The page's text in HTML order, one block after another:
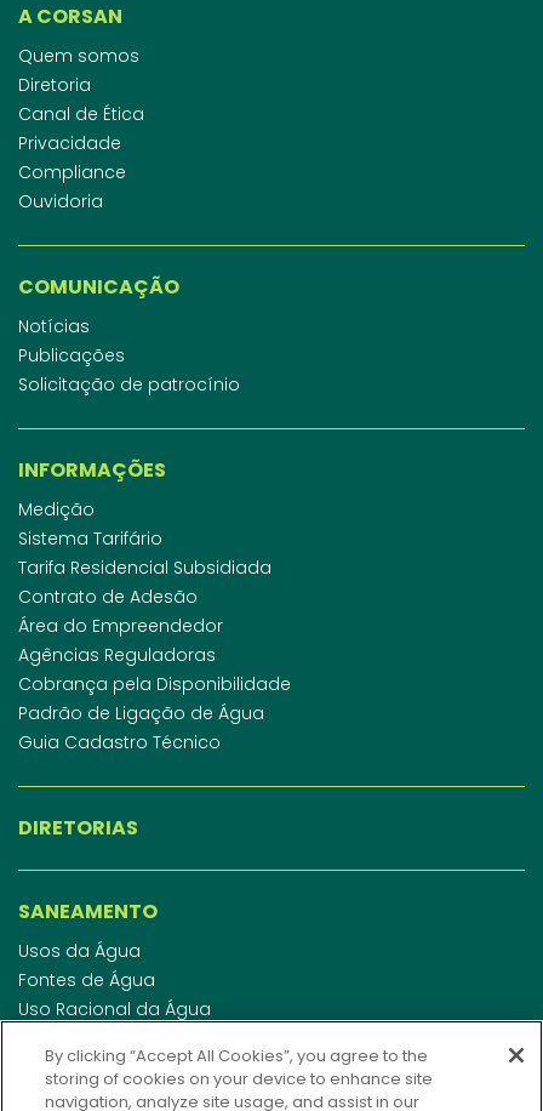
A CORSAN
Quem somos
Diretoria
Canal de Ética
Privacidade
Compliance
Ouvidoria
COMUNICAÇÃO
Notícias
Publicações
Solicitação de patrocínio
INFORMAÇÕES
Medição
Sistema Tarifário
Tarifa Residencial Subsidiada
Contrato de Adesão
Área do Empreendedor
Agências Reguladoras
Cobrança pela Disponibilidade
Padrão de Ligação de Água
Guia Cadastro Técnico
DIRETORIAS
SANEAMENTO
Usos da Água
Fontes de Água
Uso Racional da Água
Esgotamento Sanitário
Regulamento de Água e Esgoto
By clicking “Accept All Cookies”, you agree to the
storing of cookies on your device to enhance site
navigation, analyze site usage, and assist in our